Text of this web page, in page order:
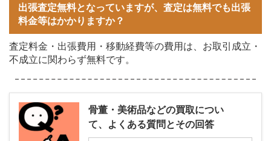
出張査定無料となっていますが、査定は無料でも出張
料金等はかかりますか？
査定料金・出張費用・移動経費等の費用は、お取引成立・
不成立に関わらず無料です。
骨董・美術品などの買取につい
て、よくある質問とその回答